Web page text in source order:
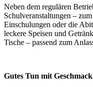
Neben dem regulären
Schulveranstaltungen –
Einschulungen oder die
leckere Speisen und
Tische – passend zum
Gutes Tun mit Geschmack